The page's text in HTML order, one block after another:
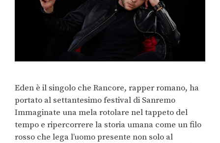
Eden è il singolo che Rancore, rapper romano, ha
portato al settantesimo festival di Sanremo
Immaginate una mela rotolare nel tappeto del
tempo e ripercorrere la storia umana come un filo
rosso che lega l’uomo presente non solo al